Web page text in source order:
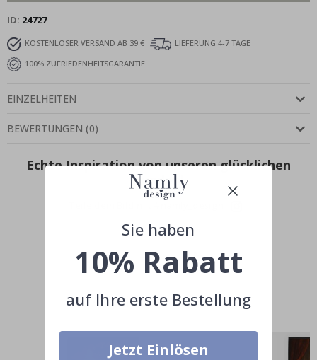
ID 24727
KOSTENLOSER VERSAND AB 39 €
LIEFERUNG 4-7 TAGE
100% ZUFRIEDENHEITSGARANTIE
EINZELHEITEN
BEWERTUNGEN (0)
Echte Inspiration von unseren glücklichen
Kunden!
Ähnliche Produkte
Sie haben
10% Rabatt
auf Ihre erste Bestellung
Jetzt Einlösen